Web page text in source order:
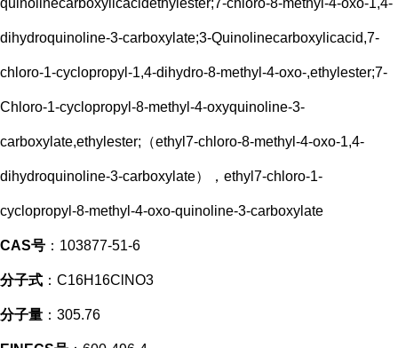
quinolinecarboxylicacidethylester;7-chloro-8-methyl-4-oxo-1,4-
dihydroquinoline-3-carboxylate;3-Quinolinecarboxylicacid,7-
chloro-1-cyclopropyl-1,4-dihydro-8-methyl-4-oxo-,ethylester;7-
Chloro-1-cyclopropyl-8-methyl-4-oxyquinoline-3-
carboxylate,ethylester;（ethyl7-chloro-8-methyl-4-oxo-1,4-
dihydroquinoline-3-carboxylate），ethyl7-chloro-1-
cyclopropyl-8-methyl-4-oxo-quinoline-3-carboxylate
CAS号 ：103877-51-6
分子式 ：C16H16ClNO3
分子量 ：305.76